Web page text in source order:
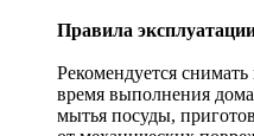
Правила
Рекомендуется
время выполнения
мытья посуды,